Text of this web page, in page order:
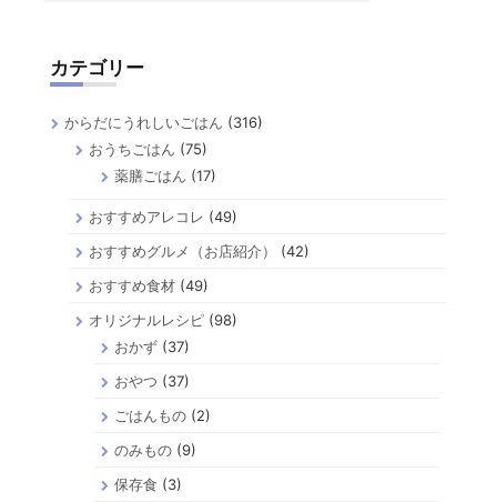
カテゴリー
からだにうれしいごはん (316)
おうちごはん (75)
薬膳ごはん (17)
おすすめアレコレ (49)
おすすめグルメ（お店紹介）
(42)
おすすめ食材 (49)
オリジナルレシピ (98)
おかず(37)
おやつ (37)
ごはんもの(2)
のみもの(9)
保存食 (3)